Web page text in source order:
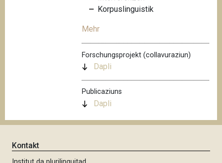
Korpuslinguistik
Mehr
Forschungsprojekt (collavuraziun)
Dapli
Publicaziuns
Dapli
Kontakt